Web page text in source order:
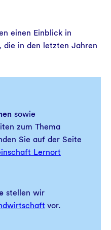
einen Einblick in
die in den letzten Jahren
sowie
zum Thema
Sie auf der Seite
Lernort
stellen wir
vor.